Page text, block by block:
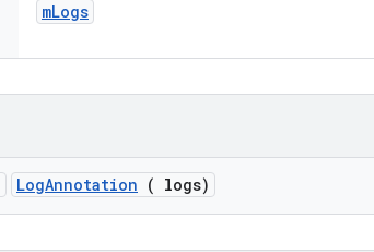
mLogs
LogAnnotation ( logs)